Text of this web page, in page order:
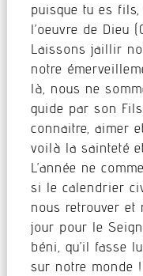
puisque tu es
l’oeuvre de Dieu
Laissons jaillir
notre
là, nous ne
guide par son
connaitre, aimer
voilà la sainteté
L’année ne
si le calendrier
nous retrouver
jour pour le
béni, qu’il fasse
sur notre monde